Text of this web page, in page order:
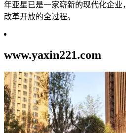
年亚星已是一家崭新的现代化企业
改革开放的全过程。
www.yaxin221.com